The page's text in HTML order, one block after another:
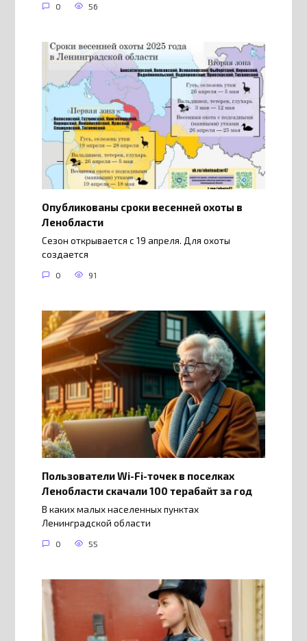
0 56
Опубликованы сроки весенней охоты в
Ленобласти
Сезон открывается с 19 апреля. Для охоты
создается
0 91
Пользователи Wi-Fi-точек в поселках
Ленобласти скачали 100 терабайт за год
В каких малых населенных пунктах
Ленинградской области
0 55